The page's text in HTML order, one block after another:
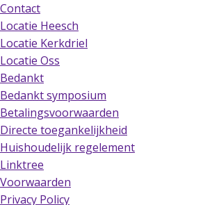
Contact
Locatie Heesch
Locatie Kerkdriel
Locatie Oss
Bedankt
Bedankt symposium
Betalingsvoorwaarden
Directe toegankelijkheid
Huishoudelijk regelement
Linktree
Voorwaarden
Privacy Policy